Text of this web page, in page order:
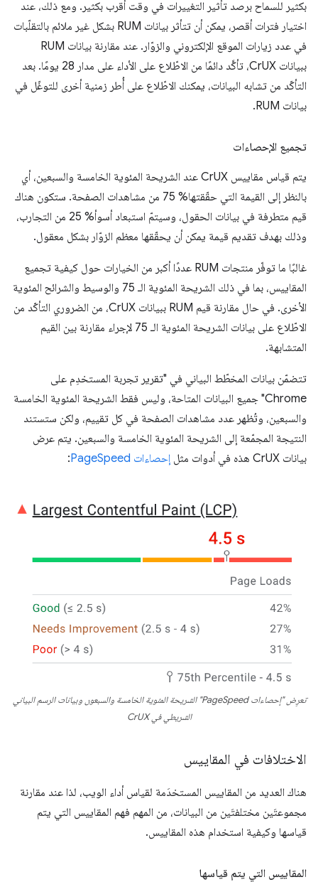
بكثير للسماح برصد تأثير التغييرات في وقت أقرب بكثير. ومع ذلك، عند
اختيار فترات أقصر، يمكن أن تتأثر بيانات RUM بشكل غير ملائم بالتقلّبات
في عدد زيارات الموقع الإلكتروني والزوّار. عند مقارنة بيانات RUM
ببيانات CrUX، تأكَّد دائمًا من الاطّلاع على الأداء على مدار 28 يومًا. بعد
التأكّد من تشابه البيانات، يمكنك الاطّلاع على أُطر زمنية أخرى للتوغّل في
بيانات RUM.
تجميع الإحصاءات
يتم قياس مقاييس CrUX عند الشريحة المئوية الخامسة والسبعين، أي
بالنظر إلى القيمة التي حقّقتها% 75 من مشاهدات الصفحة. ستكون هناك
قيم متطرفة في بيانات الحقول، وسيتمّ استبعاد أسوأ% 25 من التجارب،
وذلك بهدف تقديم قيمة يمكن أن يحقّقها معظم الزوّار بشكل معقول.
غالبًا ما توفّر منتجات RUM عددًا أكبر من الخيارات حول كيفية تجميع
المقاييس، بما في ذلك الشريحة المئوية الـ 75 والوسيط والشرائح المئوية
الأخرى. في حال مقارنة قيم RUM ببيانات CrUX، من الضروري التأكّد من
الاطّلاع على بيانات الشريحة المئوية الـ 75 لإجراء مقارنة بين القيم
المتشابهة.
تتضمّن بيانات المخطّط البياني في "تقرير تجربة المستخدِم على
Chrome" جميع البيانات المتاحة، وليس فقط الشريحة المئوية الخامسة
والسبعين، وتُظهر عدد مشاهدات الصفحة في كل تقييم، ولكن ستستند
النتيجة المجمّعة إلى الشريحة المئوية الخامسة والسبعين. يتم عرض
بيانات CrUX هذه في أدوات مثل
إحصاءات PageSpeed :
تعرِض "إحصاءات PageSpeed" الشريحة المئوية الخامسة والسبعون وبيانات الرسم البياني
الشريطي في CrUX
الاختلافات في المقاييس
هناك العديد من المقاييس المستخدَمة لقياس أداء الويب، لذا عند مقارنة
مجموعتَين مختلفتَين من البيانات، من المهم فهم المقاييس التي يتم
قياسها وكيفية استخدام هذه المقاييس.
المقاييس التي يتم قياسها